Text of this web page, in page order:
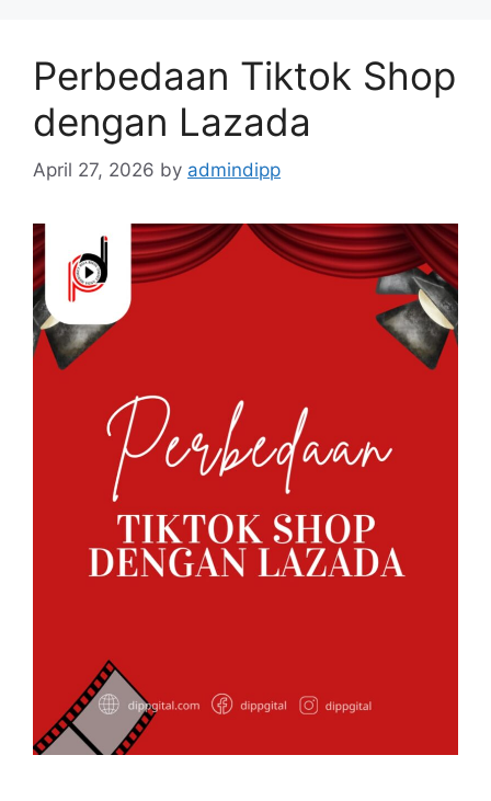
Perbedaan Tiktok Shop
dengan Lazada
April 27, 2026 by admindipp